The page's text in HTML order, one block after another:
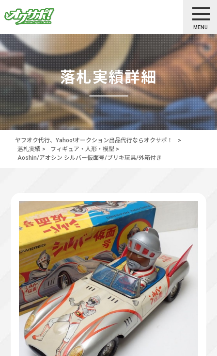
MENU
落札実績詳細
ヤフオク代行、Yahoo!オークション出品代行ならオクサポ！
>
落札実績 > フィギュア・人形・模型 >
Aoshin/アオシン シルバー仮面号/ブリキ玩具/外箱付き